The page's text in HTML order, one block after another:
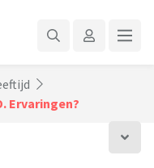
Ervaringen?